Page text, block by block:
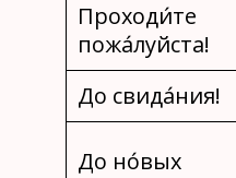
Проходи́те
пожа́луйста!
До свида́ния!
До но́вых